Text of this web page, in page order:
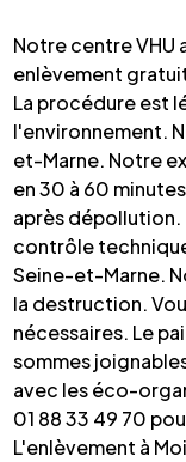
Notre centre VHU
enlèvement
La procédure est
l'environnement.
et-Marne. Notre
en 30 à 60
après dépollution.
contrôle
Seine-et-Marne.
la destruction.
nécessaires. Le
sommes
avec les éco-
01 88 33 49 70
L'enlèvement à